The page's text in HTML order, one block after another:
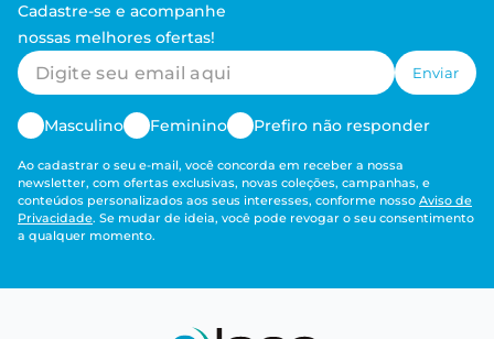
Cadastre-se e acompanhe
nossas melhores ofertas!
Enviar
Masculino Feminino Prefiro não responder
Ao cadastrar o seu e-mail, você concorda em receber a nossa
newsletter, com ofertas exclusivas, novas coleções, campanhas, e
conteúdos personalizados aos seus interesses, conforme nosso Aviso de
Privacidade. Se mudar de ideia, você pode revogar o seu consentimento
a qualquer momento.